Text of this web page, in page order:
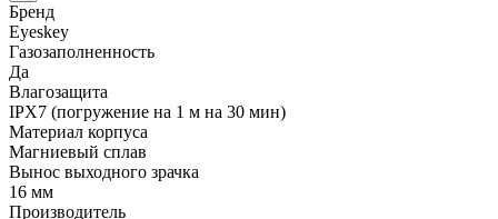
Бренд
Eyeskey
Газозаполненность
Да
Влагозащита
IPX7 (погружение на 1 м на 30 мин)
Материал корпуса
Магниевый сплав
Вынос выходного зрачка
16 мм
Производитель